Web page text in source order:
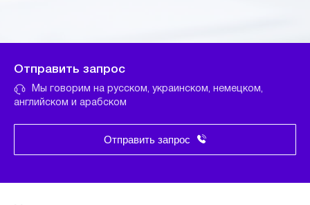
Отправить запрос
Мы говорим на русском, украинском, немецком,
английском и арабском
Отправить запрос